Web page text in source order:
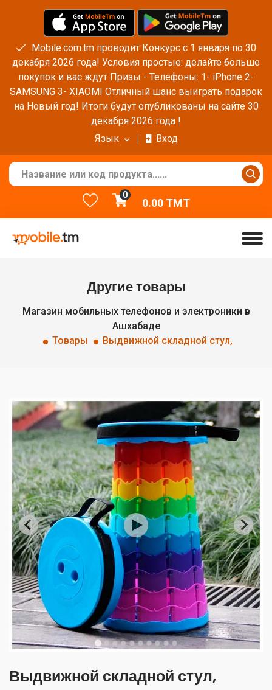
Mobile.com.tm проводит Конкурс с 1 января по 30
декабря 2026 года! Условия простые: делайте больше
покупок и вас ждут Призы - Телефоны: 1- iPhone 2-
SAMSUNG 3- XIAOMI Отличный шанс выиграть подарок
на Новый год! Итоги будут опубликованы на сайте 30
декабря 2026 года !
Язык
Вход
0
0.00TMT
Другие товары
Магазин мобильных телефонов и электроники в
Ашхабаде
Товары
Выдвижной складной стул,
Выдвижной складной стул,